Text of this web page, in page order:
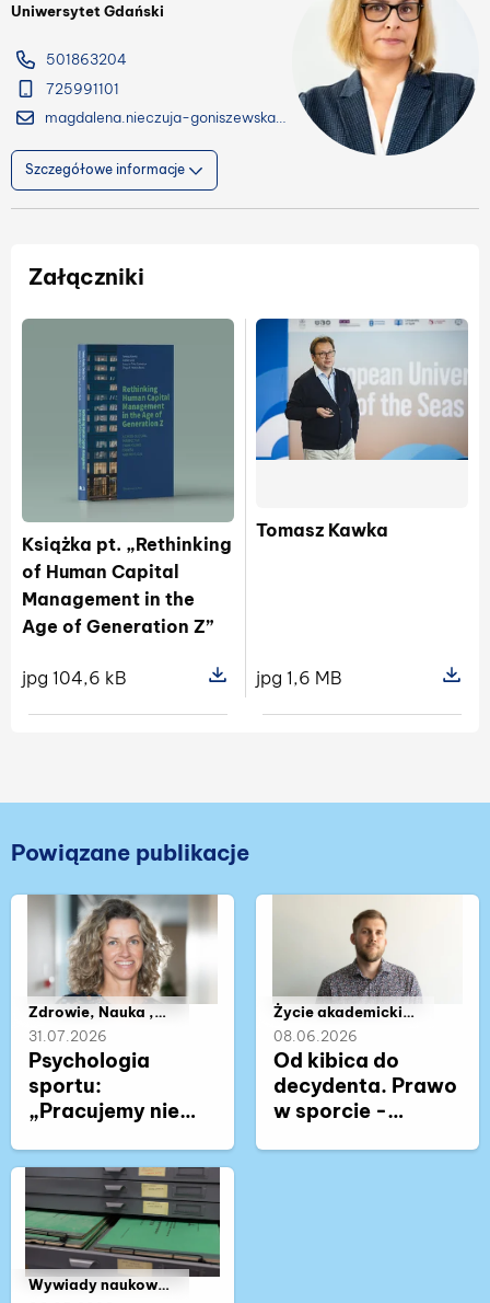
Uniwersytet Gdański
501863204
725991101
magdalena.nieczuja-goniszewska@ug.edu.pl
Szczegółowe informacje
Załączniki
Książka pt. „Rethinking
of Human Capital
Management in the
Age of Generation Z”
jpg 104,6 kB
Pokaż szczegóły pliku Książka pt.
Tomasz Kawka
jpg 1,6 MB
Powiązane publikacje
Należy do kategorii:
Zdrowie, Nauka ,
Współpraca ,
Wywiady naukowe,
Sport
31.07.2026
Psychologia
sportu:
„Pracujemy nie
sportowcem, co z
człowiekiem,
który uprawia
sport”
Należy do kategorii:
Życie akademickie
, Nauka , Wywiady
naukowe, Sport
08.06.2026
Od kibica do
decydenta. Prawo
w sporcie -
Należy do kategorii:
Wywiady naukowe,